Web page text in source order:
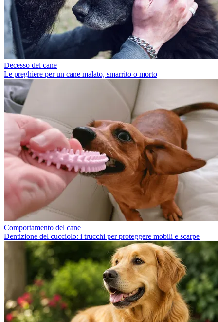
Decesso del cane
Le preghiere per un cane malato, smarrito o morto
Comportamento del cane
Dentizione del cucciolo: i trucchi per proteggere mobili e scarpe